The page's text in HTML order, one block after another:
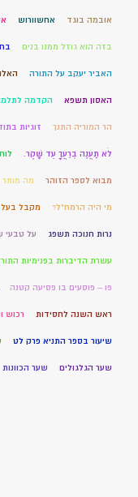
אובמה בוגד אחשוורוש
בזה הוא גוזל ממנו בנים
האביר יעקב על התורה
האסון תשפא הקדמה
הר המוריה התנך זוגיות
לֹא תַעֲנֶה בְרֵעֲךָ עֵד שָׁקֶר.
מבוא לספר הזוהר מה
מי היה הרמח"ל? מקבל
נרות חנוכה תשפג על טבעי
עשרת הדיברות בפנימיות
פו – פוסעים בו פסיעה קטנה
ראש השנה לחסידות רכוש
שיעור בספר התניא פרק לט
שער הגלגולים שער הכוונות